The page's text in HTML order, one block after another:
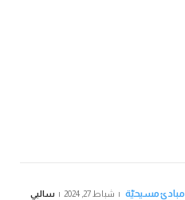
مبادئ مسيحيّة شباط 27, 2024
سالبي